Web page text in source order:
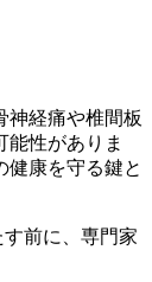
神経痛や椎間板
能性がありま
健康を守る鍵と
前に、専門家